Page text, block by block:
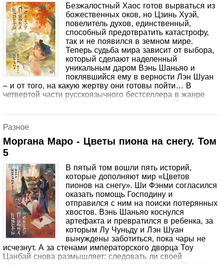
Безжалостный Хаос готов вырваться из
божественных оков, но Цзинь Хуэй,
повелитель духов, единственный,
способный предотвратить катастрофу,
так и не появился в земном мире.
Теперь судьба мира зависит от выбора,
который сделают наделенный
уникальным даром Вэнь Шаньяо и
поклявшийся ему в верности Лэн Шуан
– и от того, на какую жертву они готовы пойти… В
четвертой части русскоязычного бестселлера в жанре
сянься читателей ждут разгадки множества тайн,
невероятные способности? О чем молчит принцесса
Юэ? И, наконец, какой секрет скрывают духи этого мира
от людей?
Разное
Моргана Маро - Цветы пиона на снегу. Том
5
В пятый том вошли пять историй,
которые дополняют мир «Цветов
пионов на снегу». Ши Фэнми согласился
оказать помощь Господину и
отправился с ним на поиски потерянных
хвостов. Вэнь Шаньяо коснулся
артефакта и превратился в ребенка, за
которым Лу Чуньду и Лэн Шуан
вынуждены заботиться, пока чары не
исчезнут. А за стенами императорского дворца Тоу
Цанбай снова размышляет: следовать ли своей
истинной сущности или навсегда о ней забыть. Этот том